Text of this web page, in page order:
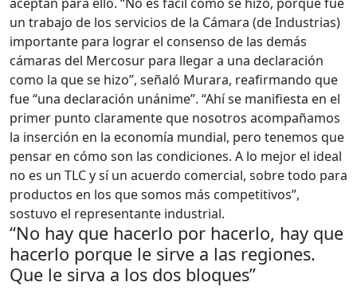
un trabajo de los servicios de la Cámara (de Industrias)
importante para lograr el consenso de las demás
cámaras del Mercosur para llegar a una declaración
como la que se hizo”, señaló Murara, reafirmando que
fue “una declaración unánime”. “Ahí se manifiesta en el
primer punto claramente que nosotros acompañamos
la inserción en la economía mundial, pero tenemos que
pensar en cómo son las condiciones. A lo mejor el ideal
no es un TLC y sí un acuerdo comercial, sobre todo para
productos en los que somos más competitivos”,
sostuvo el representante industrial.
“No hay que hacerlo por hacerlo, hay que
hacerlo porque le sirve a las regiones.
Que le sirva a los dos bloques”